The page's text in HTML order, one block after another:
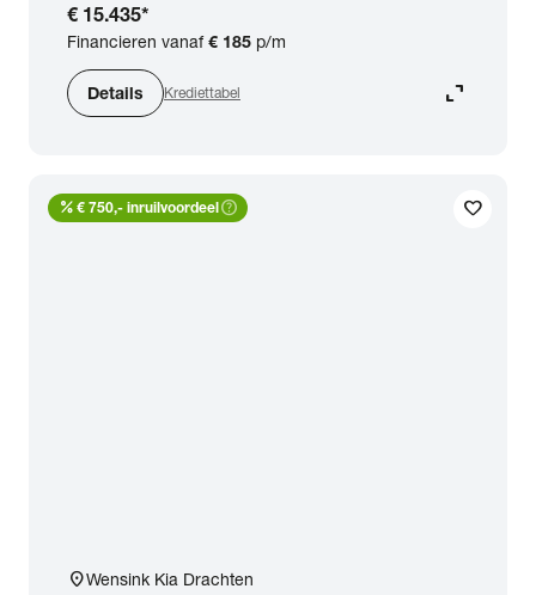
€ 15.435*
Financieren vanaf€ 185 p/m
Details Krediettabel expand_content
favorite
percent € 750,- inruilvoordeelhelp_outline
location_onWensink Kia Drachten